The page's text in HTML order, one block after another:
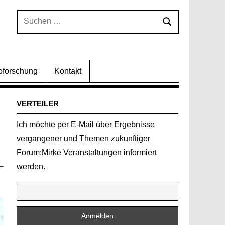
Suchen
Suchen
Kontakt
VERTEILER
Ich möchte per E-Mail über Ergebnisse
vergangener und Themen zukunftiger
Forum:Mirke Veranstaltungen informiert
werden.